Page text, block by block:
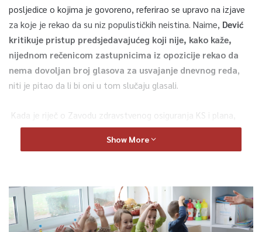
posljedice o kojima je govoreno, referirao se upravo na izjave
za koje je rekao da su niz populističkih neistina. Naime, Dević
kritikuje pristup predsjedavajućeg koji nije, kako kaže,
nijednom rečenicom zastupnicima iz opozicije rekao da
nema dovoljan broj glasova za usvajanje dnevnog reda
niti je pitao da li bi oni u tom slučaju glasali.
Kada je riječ o Zavodu zdravstvenog osiguranja KS i plana,
kako kaže Dević izvode se akrobacije. Odnosno, taj plan je
trebao biti usvojen do 31.12. te postavlja pitanje zašto nije?
tada su zastupnici opozicije glasali potvrdno i za privremenu
odluku Zavoda za zapošljavanje, Zavoda zdravstvenog
osiguranja i budžeta. No, zastupnici iz vladajuće većine taj plan
Show More